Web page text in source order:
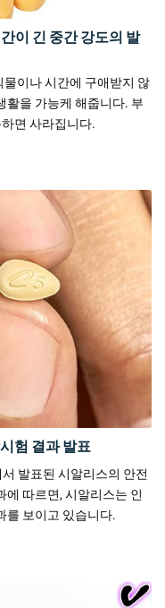
이 긴 중간 강도의 발
이나 시간에 구애받지 않
활을 가능케 해줍니다. 부
면 사라집니다.
험 결과 발표
발표된 시알리스의 안전
에 따르면, 시알리스는 인
를 보이고 있습니다.